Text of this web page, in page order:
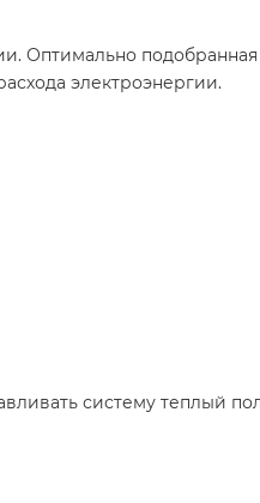
Оптимально
электроэнергии.
систему теплый